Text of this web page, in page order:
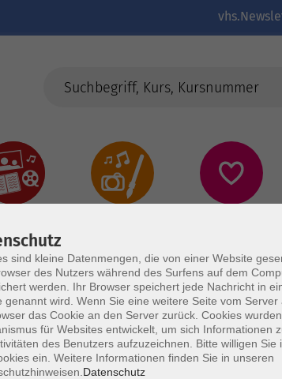
sind kleine Datenmengen, die von einer Website
des Nutzers während des Surfens auf dem
werden. Ihr Browser speichert jede Nachricht in
genannt wird. Wenn Sie eine weitere Seite vom
das Cookie an den Server zurück. Cookies
für Websites entwickelt, um sich Informationen
des Benutzers aufzuzeichnen. Bitte willigen Sie
ein. Weitere Informationen finden Sie in unseren
Datenschutz